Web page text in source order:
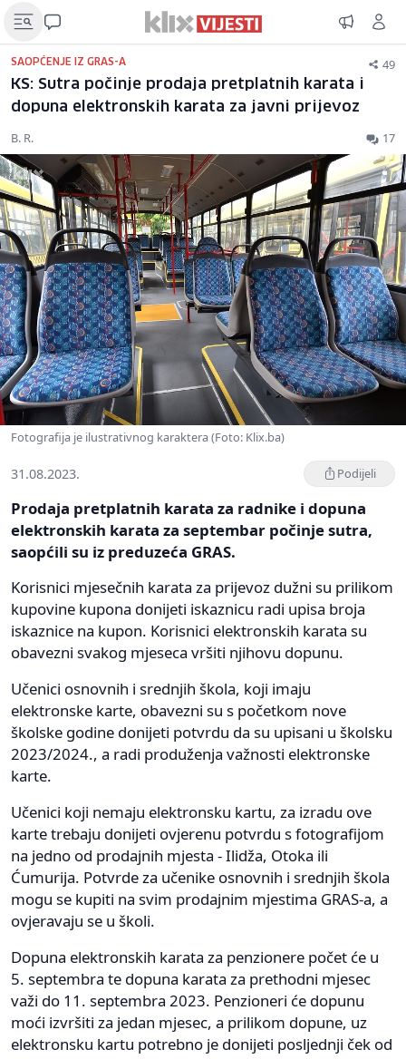
SAOPĆENJE IZ GRAS-A 49
KS: Sutra počinje prodaja pretplatnih karata i
dopuna elektronskih karata za javni prijevoz
B. R. 17
Fotografija je ilustrativnog karaktera (Foto: Klix.ba)
31.08.2023. Podijeli
Prodaja pretplatnih karata za radnike i dopuna
elektronskih karata za septembar počinje sutra,
saopćili su iz preduzeća GRAS.
Korisnici mjesečnih karata za prijevoz dužni su prilikom
kupovine kupona donijeti iskaznicu radi upisa broja
iskaznice na kupon. Korisnici elektronskih karata su
obavezni svakog mjeseca vršiti njihovu dopunu.
Učenici osnovnih i srednjih škola, koji imaju
elektronske karte, obavezni su s početkom nove
školske godine donijeti potvrdu da su upisani u školsku
2023/2024., a radi produženja važnosti elektronske
karte.
Učenici koji nemaju elektronsku kartu, za izradu ove
karte trebaju donijeti ovjerenu potvrdu s fotografijom
na jedno od prodajnih mjesta - Ilidža, Otoka ili
Ćumurija. Potvrde za učenike osnovnih i srednjih škola
mogu se kupiti na svim prodajnim mjestima GRAS-a, a
ovjeravaju se u školi.
Dopuna elektronskih karata za penzionere počet će u
5. septembra te dopuna karata za prethodni mjesec
važi do 11. septembra 2023. Penzioneri će dopunu
moći izvršiti za jedan mjesec, a prilikom dopune, uz
elektronsku kartu potrebno je donijeti posljednji ček od